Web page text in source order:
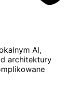
AI,
architektury